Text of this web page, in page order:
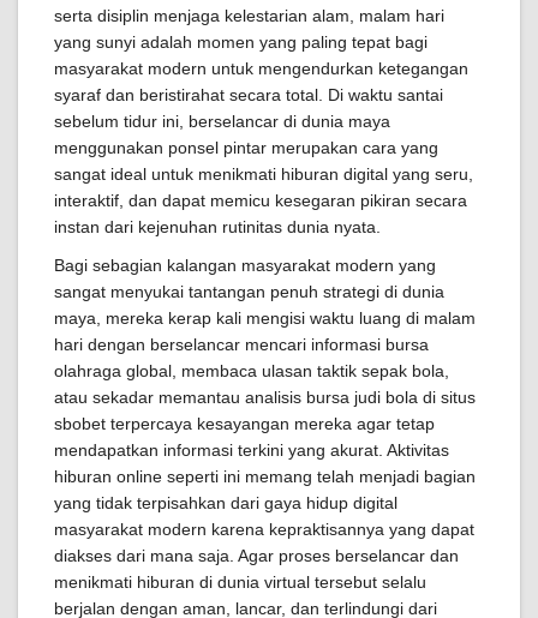
serta disiplin menjaga kelestarian alam, malam hari
yang sunyi adalah momen yang paling tepat bagi
masyarakat modern untuk mengendurkan ketegangan
syaraf dan beristirahat secara total. Di waktu santai
sebelum tidur ini, berselancar di dunia maya
menggunakan ponsel pintar merupakan cara yang
sangat ideal untuk menikmati hiburan digital yang seru,
interaktif, dan dapat memicu kesegaran pikiran secara
instan dari kejenuhan rutinitas dunia nyata.
Bagi sebagian kalangan masyarakat modern yang
sangat menyukai tantangan penuh strategi di dunia
maya, mereka kerap kali mengisi waktu luang di malam
hari dengan berselancar mencari informasi bursa
olahraga global, membaca ulasan taktik sepak bola,
atau sekadar memantau analisis bursa judi bola di situs
sbobet terpercaya kesayangan mereka agar tetap
mendapatkan informasi terkini yang akurat. Aktivitas
hiburan online seperti ini memang telah menjadi bagian
yang tidak terpisahkan dari gaya hidup digital
masyarakat modern karena kepraktisannya yang dapat
diakses dari mana saja. Agar proses berselancar dan
menikmati hiburan di dunia virtual tersebut selalu
berjalan dengan aman, lancar, dan terlindungi dari